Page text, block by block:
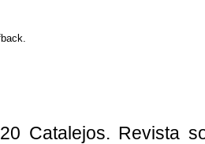
Catalejos. Revista